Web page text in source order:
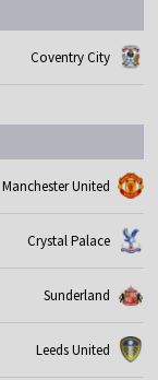
Coventry City
Manchester United
Crystal Palace
Sunderland
Leeds United